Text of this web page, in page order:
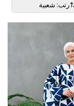
رتب: شعبية